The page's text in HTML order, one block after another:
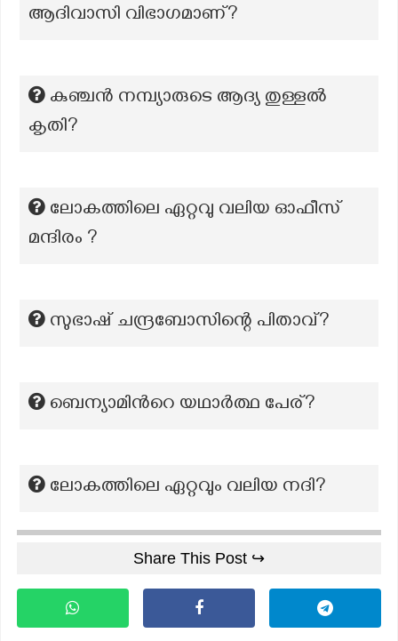
ആദിവാസി വിഭാഗമാണ്?
കുഞ്ചൻ നമ്പ്യാരുടെ ആദ്യ തുള്ളൽ
കൃതി?
ലോകത്തിലെ ഏറ്റവു വലിയ ഓഫീസ്
മന്ദിരം ?
സുഭാഷ് ചന്ദ്രബോസിന്റെ പിതാവ്?
ബെന്യാമിന്‍റെ യഥാര്‍ത്ഥ പേര്?
ലോകത്തിലെ ഏറ്റവും വലിയ നദി?
Share This Post ↪